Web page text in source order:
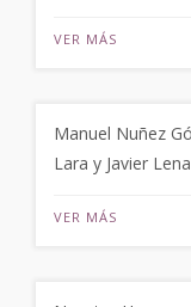
VER MÁS
Manuel Nuñez
Lara y Javier
VER MÁS